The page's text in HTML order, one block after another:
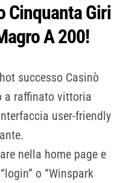
Cinquanta Giri
A 200!
successo Casinò
a raffinato vittoria
user-friendly
nella home page e
o “Winspark